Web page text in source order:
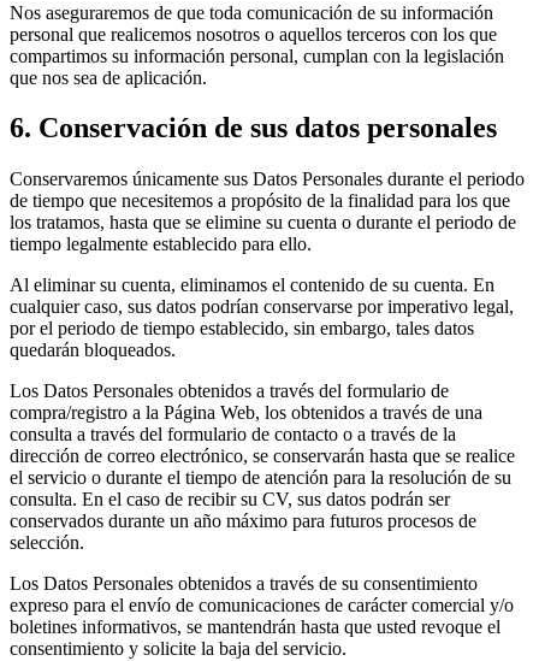
Nos aseguraremos de que toda comunicación de su información
personal que realicemos nosotros o aquellos terceros con los que
compartimos su información personal, cumplan con la legislación
que nos sea de aplicación.
6. Conservación de sus datos personales
Conservaremos únicamente sus Datos Personales durante el periodo
de tiempo que necesitemos a propósito de la finalidad para los que
los tratamos, hasta que se elimine su cuenta o durante el periodo de
tiempo legalmente establecido para ello.
Al eliminar su cuenta, eliminamos el contenido de su cuenta. En
cualquier caso, sus datos podrían conservarse por imperativo legal,
por el periodo de tiempo establecido, sin embargo, tales datos
quedarán bloqueados.
Los Datos Personales obtenidos a través del formulario de
compra/registro a la Página Web, los obtenidos a través de una
consulta a través del formulario de contacto o a través de la
dirección de correo electrónico, se conservarán hasta que se realice
el servicio o durante el tiempo de atención para la resolución de su
consulta. En el caso de recibir su CV, sus datos podrán ser
conservados durante un año máximo para futuros procesos de
selección.
Los Datos Personales obtenidos a través de su consentimiento
expreso para el envío de comunicaciones de carácter comercial y/o
boletines informativos, se mantendrán hasta que usted revoque el
consentimiento y solicite la baja del servicio.